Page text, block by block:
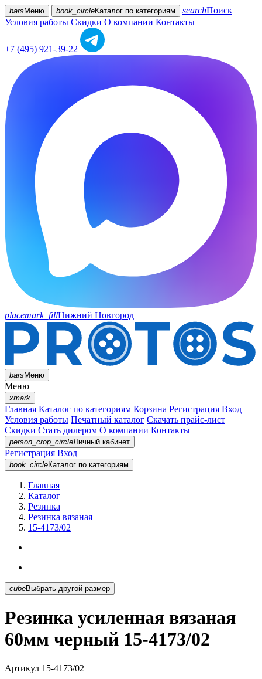
bars Меню book_circleКаталог по категориям searchПоиск
Условия работы Скидки О компании Контакты
+7 (495) 921-39-22
placemark_fillНижний Новгород
barsМеню
Меню
xmark
Главная Каталог по категориям Корзина Регистрация Вход
Условия работы Печатный каталог Скачать прайс-лист
Скидки Стать дилером О компании Контакты
person_crop_circleЛичный кабинет
Регистрация Вход
book_circleКаталог по категориям
Главная
Каталог
Резинка
Резинка вязаная
15-4173/02
cubeВыбрать другой размер
Резинка усиленная вязаная
60мм черный 15-4173/02
Артикул 15-4173/02